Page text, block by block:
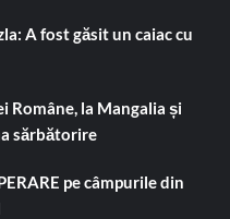
A fost găsit un caiac cu
la Mangalia și
sărbătorire
pe câmpurile din